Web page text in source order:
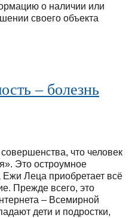
о наличии или
своего объекта
– болезнь
совершенства, что человек
Это остроумное
Леца приобретает всё
Прежде всего, это
– Всемирной
дети и подростки,